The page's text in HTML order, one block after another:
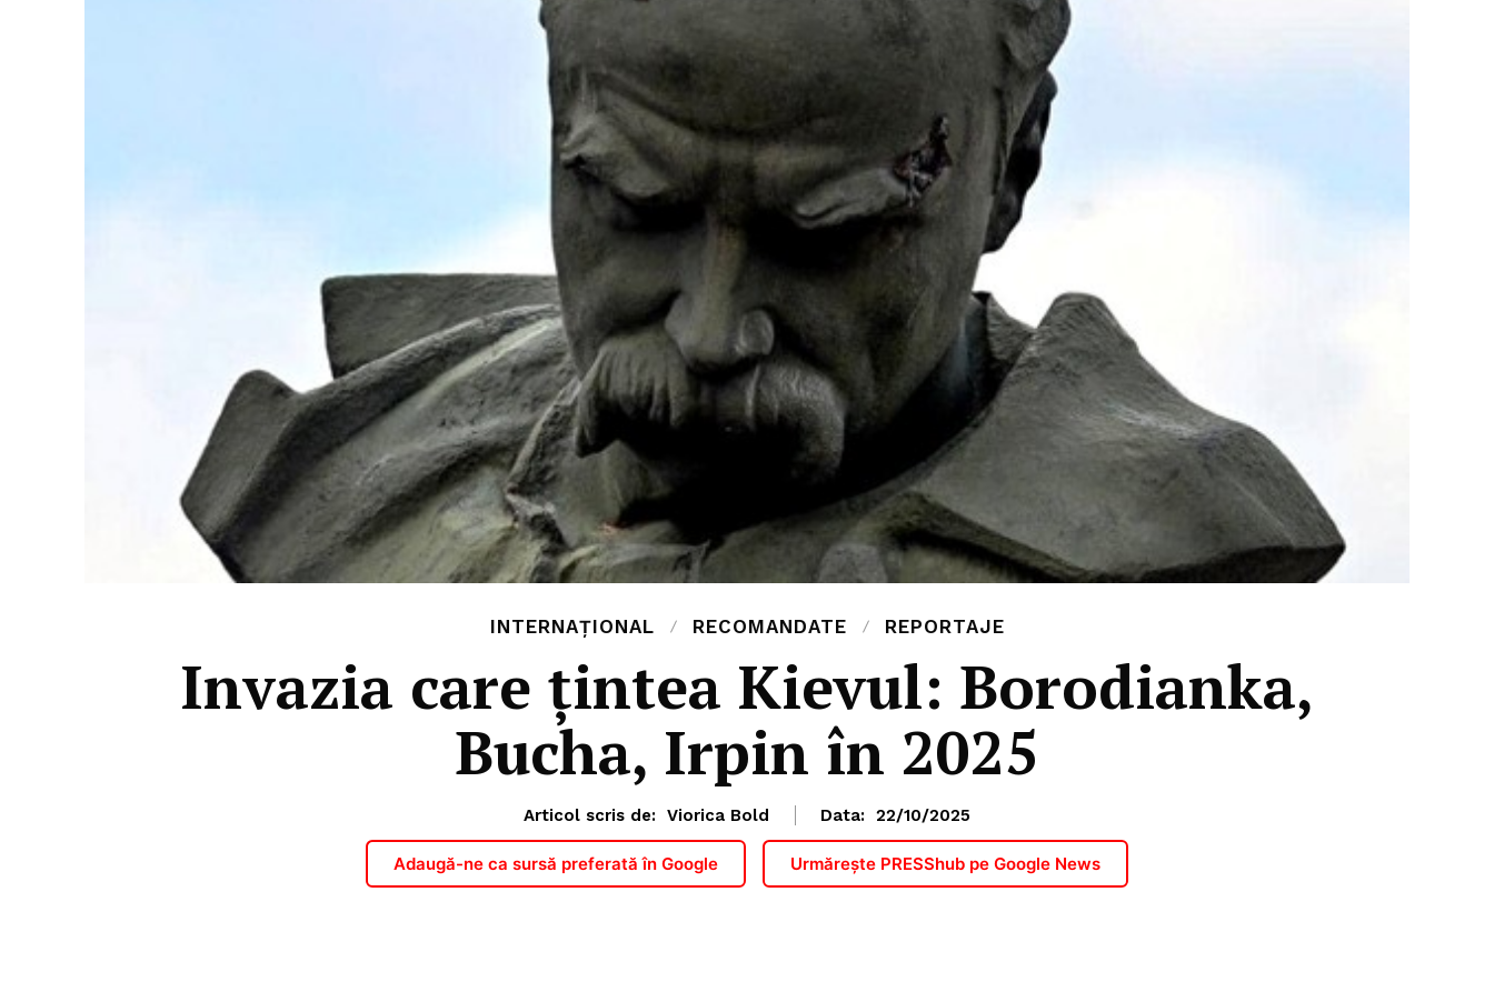
INTERNAȚIONAL RECOMANDATE REPORTAJE
Invazia care țintea Kievul: Borodianka,
Bucha, Irpin în 2025
Articol scris de: Viorica Bold Data: 22/10/2025
Adaugă-ne ca sursă preferată în Google Urmărește PRESShub pe Google News